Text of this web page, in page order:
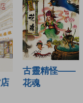
古靈精怪——
花魂